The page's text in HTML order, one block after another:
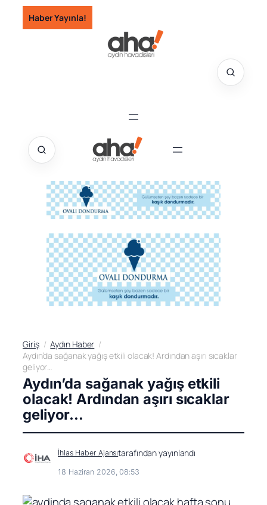
İçeriğe
geç
Haber Yayınla!
Giriş
Aydın Haber
Aydın’da sağanak yağış etkili olacak! Ardından aşırı sıcaklar
geliyor…
Aydın’da sağanak yağış etkili
olacak! Ardından aşırı sıcaklar
geliyor…
İhlas Haber Ajansıtarafından yayınlandı
18 Haziran 2026, 08:53